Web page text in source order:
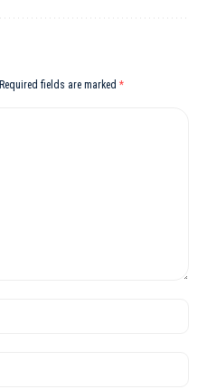
Required fields are marked *